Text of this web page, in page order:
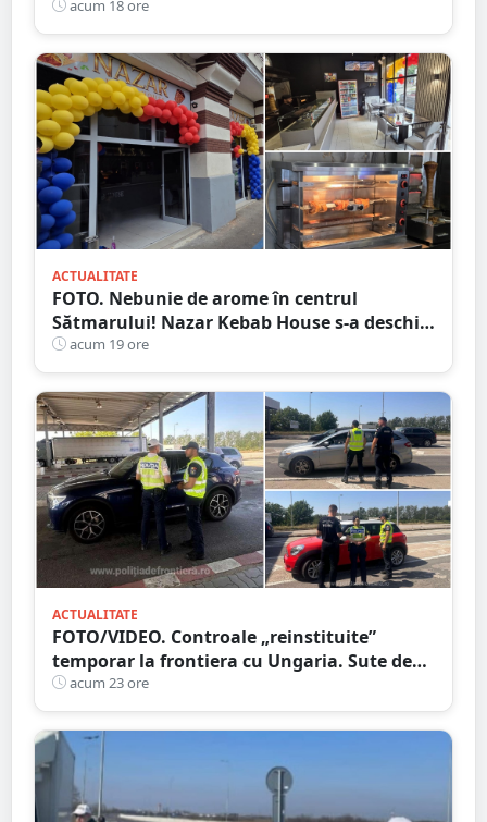
murit carbonizat
acum 18 ore
ACTUALITATE
FOTO. Nebunie de arome în centrul
Sătmarului! Nazar Kebab House s-a deschis
cu șaorma la 20 de lei, azi și mâine
acum 19 ore
ACTUALITATE
FOTO/VIDEO. Controale „reinstituite”
temporar la frontiera cu Ungaria. Sute de
persoane și mașini, verificate în județul
Satu Mare
acum 23 ore